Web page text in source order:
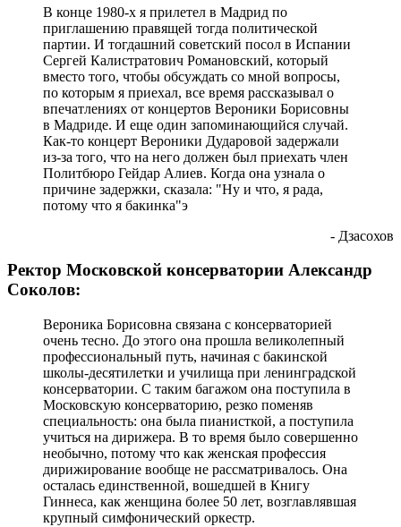
В конце 1980-х я прилетел в Мадрид по
приглашению правящей тогда политической
партии. И тогдашний советский посол в Испании
Сергей Калистратович Романовский, который
вместо того, чтобы обсуждать со мной вопросы,
по которым я приехал, все время рассказывал о
впечатлениях от концертов Вероники Борисовны
в Мадриде. И еще один запоминающийся случай.
Как-то концерт Вероники Дударовой задержали
из-за того, что на него должен был приехать член
Политбюро Гейдар Алиев. Когда она узнала о
причине задержки, сказала: "Ну и что, я рада,
потому что я бакинка"э
- Дзасохов
Ректор Московской консерватории Александр
Соколов:
Вероника Борисовна связана с консерваторией
очень тесно. До этого она прошла великолепный
профессиональный путь, начиная с бакинской
школы-десятилетки и училища при ленинградской
консерватории. С таким багажом она поступила в
Московскую консерваторию, резко поменяв
специальность: она была пианисткой, а поступила
учиться на дирижера. В то время было совершенно
необычно, потому что как женская профессия
дирижирование вообще не рассматривалось. Она
осталась единственной, вошедшей в Книгу
Гиннеса, как женщина более 50 лет, возглавлявшая
крупный симфонический оркестр.